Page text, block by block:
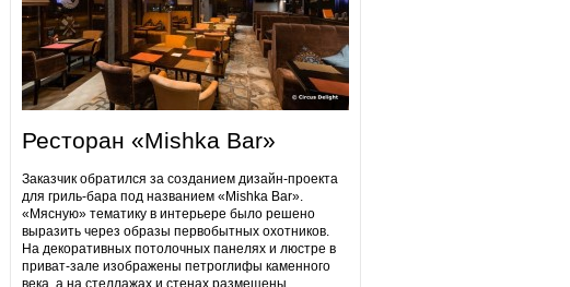
Ресторан «Mishka Bar»
Заказчик обратился за созданием дизайн-проекта
для гриль-бара под названием «Mishka Bar».
«Мясную» тематику в интерьере было решено
выразить через образы первобытных охотников.
На декоративных потолочных панелях и люстре в
приват-зале изображены петроглифы каменного
века, а на стеллажах и стенах размещены